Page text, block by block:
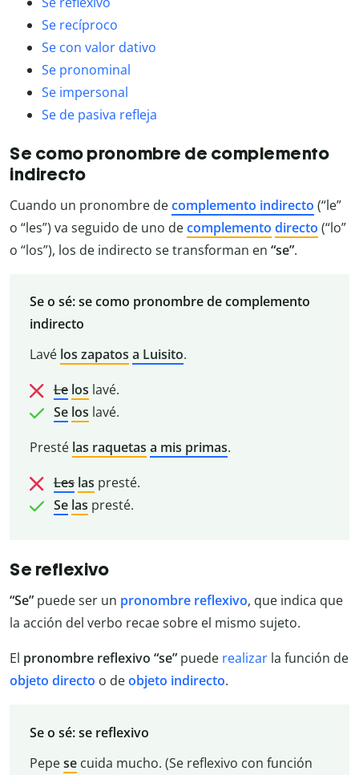
Se recíproco
Se con valor dativo
Se pronominal
Se impersonal
Se de pasiva refleja
Se como pronombre de complemento
indirecto
Cuando un pronombre decomplemento indirecto (“le”
o “les”) va seguido de uno decomplemento directo (“lo”
o “los”), los de indirecto se transforman en “se”.
Se o sé: se como pronombre de complemento
indirecto
Lavé los zapatos a Luisito.
Le los lavé.
Se los lavé.
Presté las raquetas a mis primas.
Les las presté.
Se las presté.
Se reflexivo
“Se” puede ser un pronombre reflexivo, que indica que
la acción del verbo recae sobre el mismo sujeto.
El pronombre reflexivo “se” puede realizar la función de
objeto directo o deobjeto indirecto.
Se o sé: se reflexivo
Pepesecuida mucho. (Se reflexivo con función